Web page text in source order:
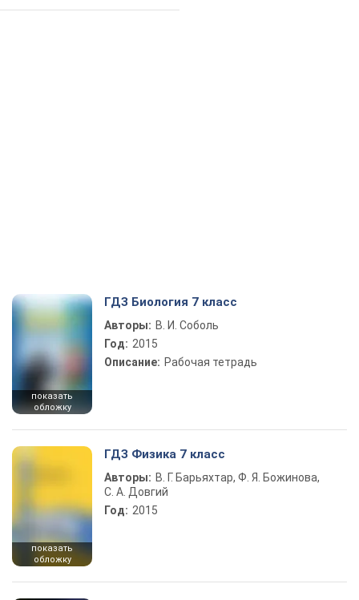
показать
обложку
ГДЗ Биология 7 класс
Авторы: В. И. Соболь
Год: 2015
Описание: Рабочая тетрадь
показать
обложку
ГДЗ Физика 7 класс
Авторы: В. Г. Барьяхтар, Ф. Я. Божинова,
С. А. Довгий
Год: 2015